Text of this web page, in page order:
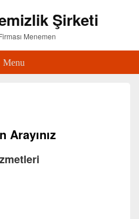
Şirketi
Menemen
Menu